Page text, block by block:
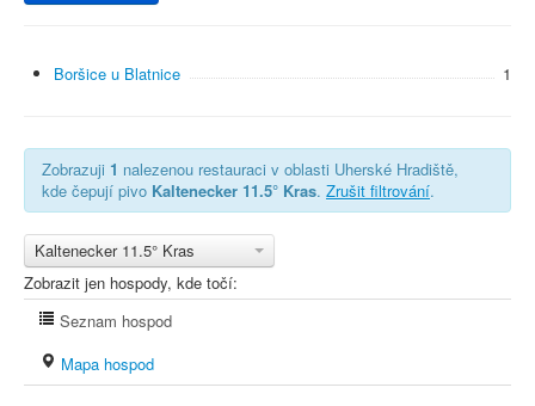
Boršice u Blatnice 1
Zobrazuji 1 nalezenou restauraci v oblasti Uherské Hradiště,
kde čepují pivo Kaltenecker 11.5° Kras. Zrušit filtrování.
Kaltenecker 11.5° Kras
Zobrazit jen hospody, kde točí:
Seznam hospod
Mapa hospod